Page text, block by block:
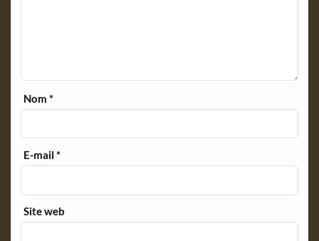
Nom*
E-mail*
Site web